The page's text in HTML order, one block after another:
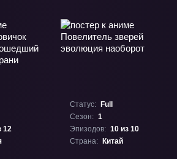
12
Статус: Full
Сезон: 1
Эпизодов: 10 из 10
Страна: Китай